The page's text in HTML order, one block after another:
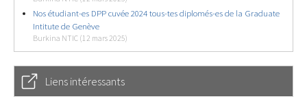
Nos étudiant-es DPP cuvée 2024 tous-tes diplomés-es de la Graduate
Intitute de Genève
Burkina NTIC (12 mars 2025)
Liens intéressants